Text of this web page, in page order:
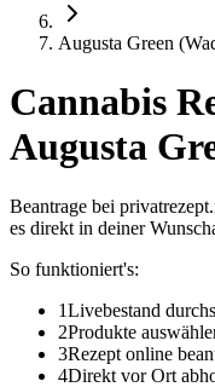
Augusta Green
Cannabis
Augusta
Beantrage bei
es direkt in deiner
So funktioniert's:
1Livebestand
2Produkte
3Rezept online
4Direkt vor Ort